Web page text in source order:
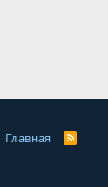
Главная